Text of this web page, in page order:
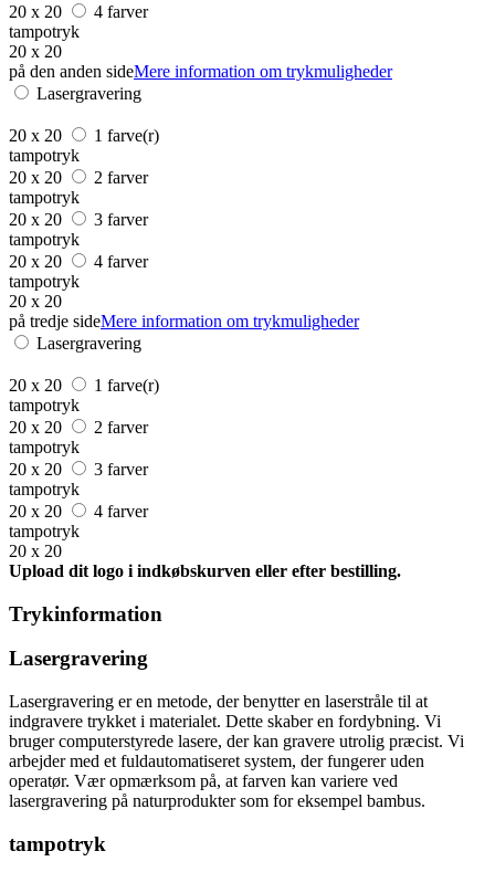
20 x 20
4 farver
tampotryk
20 x 20
på den anden sideMere information om trykmuligheder
Lasergravering
20 x 20
1 farve(r)
tampotryk
20 x 20
2 farver
tampotryk
20 x 20
3 farver
tampotryk
20 x 20
4 farver
tampotryk
20 x 20
på tredje sideMere information om trykmuligheder
Lasergravering
20 x 20
1 farve(r)
tampotryk
20 x 20
2 farver
tampotryk
20 x 20
3 farver
tampotryk
20 x 20
4 farver
tampotryk
20 x 20
Upload dit logo i indkøbskurven eller efter bestilling.
Trykinformation
Lasergravering
Lasergravering er en metode, der benytter en laserstråle til at
indgravere trykket i materialet. Dette skaber en fordybning. Vi
bruger computerstyrede lasere, der kan gravere utrolig præcist. Vi
arbejder med et fuldautomatiseret system, der fungerer uden
operatør. Vær opmærksom på, at farven kan variere ved
lasergravering på naturprodukter som for eksempel bambus.
tampotryk